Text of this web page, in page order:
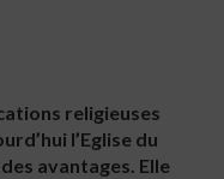
religieuses
l’Eglise du
avantages. Elle